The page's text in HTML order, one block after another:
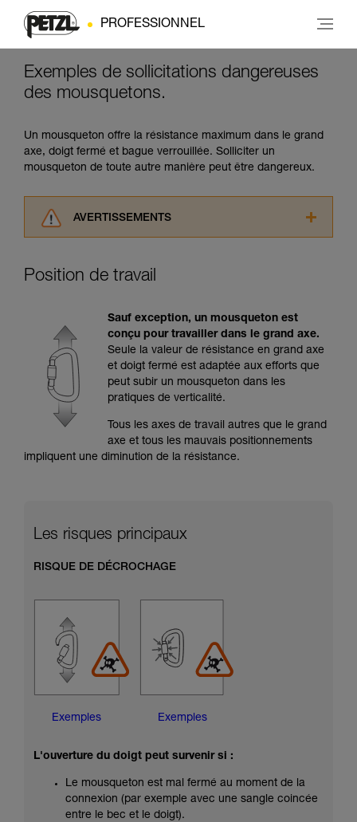
PROFESSIONNEL
Exemples de sollicitations dangereuses
des mousquetons.
Un mousqueton offre la résistance maximum dans le grand
axe, doigt fermé et bague verrouillée. Solliciter un
mousqueton de toute autre manière peut être dangereux.
AVERTISSEMENTS
consulter. Vous devez avoir compris les
pouvoir comprendre ce complément
Maîtriser ces techniques nécessite une
formation et un entraînement spécifique. Validez
avec un professionnel votre capacité à refaire
la manipulation, seul, en toute sécurité, avant
de la reproduire en autonomie.
Nous donnons des exemples de techniques
liées à votre activité. Il peut en exister d’autres
que nous ne décrivons pas ici.
Position de travail
Sauf exception, un mousqueton est
conçu pour travailler dans le grand axe.
Seule la valeur de résistance en grand axe
et doigt fermé est adaptée aux efforts que
peut subir un mousqueton dans les
pratiques de verticalité.
Tous les axes de travail autres que le grand
axe et tous les mauvais positionnements
impliquent une diminution de la résistance.
Les risques principaux
RISQUE DE DÉCROCHAGE
Exemples Exemples
L'ouverture du doigt peut survenir si :
Le mousqueton est mal fermé au moment de la
connexion (par exemple avec une sangle coincée
entre le bec et le doigt).